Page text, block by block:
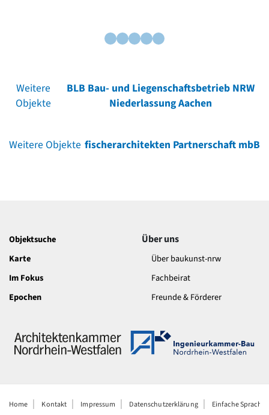
Weitere
Objekte
BLB Bau- und Liegenschaftsbetrieb NRW
Niederlassung Aachen
Weitere Objekte fischerarchitekten Partnerschaft mbB
Objektsuche
Karte
Im Fokus
Epochen
Über uns
Über baukunst-nrw
Fachbeirat
Freunde & Förderer
Home Kontakt Impressum Datenschutzerklärung Einfache Sprache